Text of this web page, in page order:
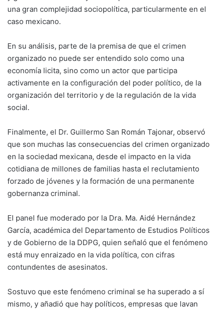
una gran complejidad sociopolítica, particularmente en el
caso mexicano.
En su análisis, parte de la premisa de que el crimen
organizado no puede ser entendido solo como una
economía licita, sino como un actor que participa
activamente en la configuración del poder político, de la
organización del territorio y de la regulación de la vida
social.
Finalmente, el Dr. Guillermo San Román Tajonar, observó
que son muchas las consecuencias del crimen organizado
en la sociedad mexicana, desde el impacto en la vida
cotidiana de millones de familias hasta el reclutamiento
forzado de jóvenes y la formación de una permanente
gobernanza criminal.
El panel fue moderado por la Dra. Ma. Aidé Hernández
García, académica del Departamento de Estudios Políticos
y de Gobierno de la DDPG, quien señaló que el fenómeno
está muy enraizado en la vida política, con cifras
contundentes de asesinatos.
Sostuvo que este fenómeno criminal se ha superado a sí
mismo, y añadió que hay políticos, empresas que lavan